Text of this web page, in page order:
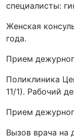
специалисты:
Женская
года.
Прием
Поликлиника
11/1). Рабочий
Прием
Вызов врача на